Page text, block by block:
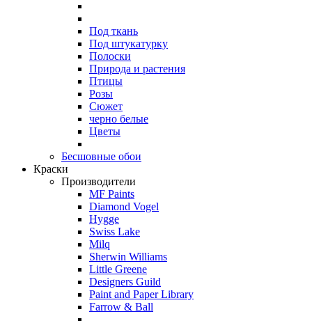
Под ткань
Под штукатурку
Полоски
Природа и растения
Птицы
Розы
Сюжет
черно белые
Цветы
Бесшовные обои
Краски
Производители
MF Paints
Diamond Vogel
Hygge
Swiss Lake
Milq
Sherwin Williams
Little Greene
Designers Guild
Paint and Paper Library
Farrow & Ball